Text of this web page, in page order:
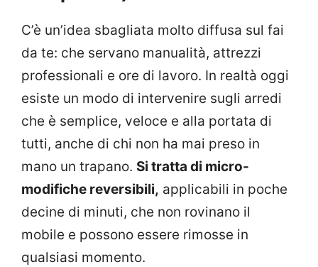
C’è un’idea sbagliata molto diffusa sul fai
da te: che servano manualità, attrezzi
professionali e ore di lavoro. In realtà oggi
esiste un modo di intervenire sugli arredi
che è semplice, veloce e alla portata di
tutti, anche di chi non ha mai preso in
mano un trapano. Si tratta di micro-
modifiche reversibili, applicabili in poche
decine di minuti, che non rovinano il
mobile e possono essere rimosse in
qualsiasi momento.